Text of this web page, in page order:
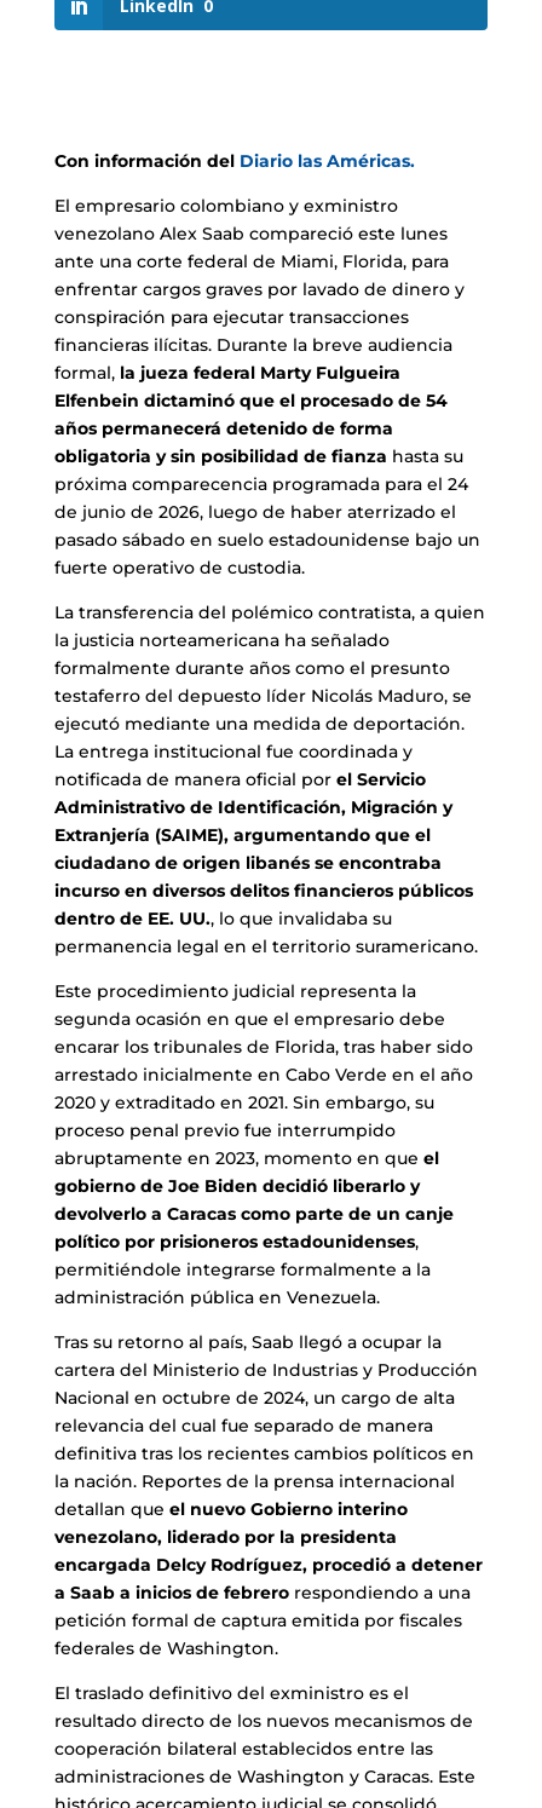
LinkedIn 0
Con información del Diario las Américas.
El empresario colombiano y exministro
venezolano Alex Saab compareció este lunes
ante una corte federal de Miami, Florida, para
enfrentar cargos graves por lavado de dinero y
conspiración para ejecutar transacciones
financieras ilícitas. Durante la breve audiencia
formal, la jueza federal Marty Fulgueira
Elfenbein dictaminó que el procesado de 54
años permanecerá detenido de forma
obligatoria y sin posibilidad de fianza hasta su
próxima comparecencia programada para el 24
de junio de 2026, luego de haber aterrizado el
pasado sábado en suelo estadounidense bajo un
fuerte operativo de custodia.
La transferencia del polémico contratista, a quien
la justicia norteamericana ha señalado
formalmente durante años como el presunto
testaferro del depuesto líder Nicolás Maduro, se
ejecutó mediante una medida de deportación.
La entrega institucional fue coordinada y
notificada de manera oficial por el Servicio
Administrativo de Identificación, Migración y
Extranjería (SAIME), argumentando que el
ciudadano de origen libanés se encontraba
incurso en diversos delitos financieros públicos
dentro de EE. UU., lo que invalidaba su
permanencia legal en el territorio suramericano.
Este procedimiento judicial representa la
segunda ocasión en que el empresario debe
encarar los tribunales de Florida, tras haber sido
arrestado inicialmente en Cabo Verde en el año
2020 y extraditado en 2021. Sin embargo, su
proceso penal previo fue interrumpido
abruptamente en 2023, momento en que el
gobierno de Joe Biden decidió liberarlo y
devolverlo a Caracas como parte de un canje
político por prisioneros estadounidenses,
permitiéndole integrarse formalmente a la
administración pública en Venezuela.
Tras su retorno al país, Saab llegó a ocupar la
cartera del Ministerio de Industrias y Producción
Nacional en octubre de 2024, un cargo de alta
relevancia del cual fue separado de manera
definitiva tras los recientes cambios políticos en
la nación. Reportes de la prensa internacional
detallan que el nuevo Gobierno interino
venezolano, liderado por la presidenta
encargada Delcy Rodríguez, procedió a detener
a Saab a inicios de febrerorespondiendo a una
petición formal de captura emitida por fiscales
federales de Washington.
El traslado definitivo del exministro es el
resultado directo de los nuevos mecanismos de
cooperación bilateral establecidos entre las
administraciones de Washington y Caracas. Este